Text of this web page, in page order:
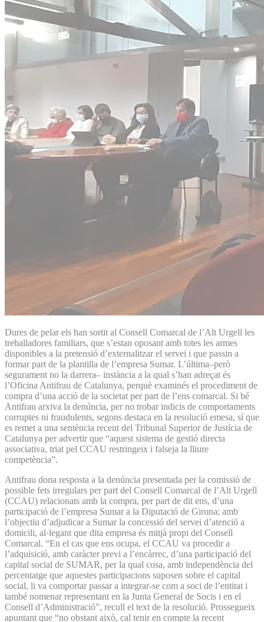
Dures de pelar els han sortit al Consell Comarcal de l’Alt Urgell les
treballadores familiars, que s’estan oposant amb totes les armes
disponibles a la pretensió d’externalitzar el servei i que passin a
formar part de la plantilla de l’empresa Sumar. L’última–però
segurament no la darrera– instància a la qual s’han adreçat és
l’Oficina Antifrau de Catalunya, perquè examinés el procediment de
compra d’una acció de la societat per part de l’ens comarcal. Si bé
Antifrau arxiva la denúncia, per no trobar indicis de comportaments
corruptes ni fraudulents, segons destaca en la resolució emesa, sí que
es remet a una sentència recent del Tribunal Superior de Justícia de
Catalunya per advertir que “aquest sistema de gestió directa
associativa, triat pel CCAU restringeix i falseja la lliure
competència”.
Antifrau dona resposta a la denúncia presentada per la comissió de
possible fets irregulars per part del Consell Comarcal de l’Alt Urgell
(CCAU) relacionats amb la compra, per part de dit ens, d’una
participació de l’empresa Sumar a la Diputació de Girona; amb
l’objectiu d’adjudicar a Sumar la concessió del servei d’atenció a
domicili, al·legant que dita empresa és mitjà propi del Consell
Comarcal. “En el cas que ens ocupa, el CCAU va procedir a
l’adquisició, amb caràcter previ a l’encàrrec, d’una participació del
capital social de SUMAR, per la qual cosa, amb independència del
percentatge que aquestes participacions suposen sobre el capital
social, li va comportar passar a integrar-se com a soci de l’entitat i
també nomenar representant en la Junta General de Socis i en el
Consell d’Administració”, recull el text de la resolució. Prossegueix
apuntant que “no obstant això, cal tenir en compte la recent